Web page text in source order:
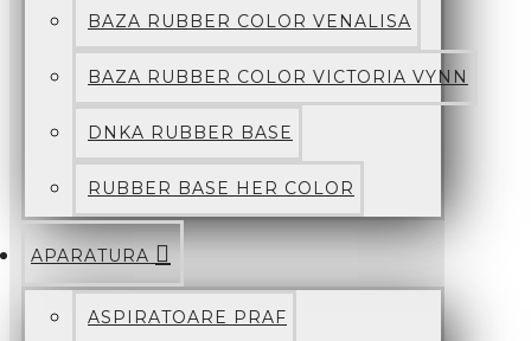
BAZA RUBBER COLOR VENALISA
BAZA RUBBER COLOR VICTORIA VYNN
DNKA RUBBER BASE
RUBBER BASE HER COLOR
APARATURA
ASPIRATOARE PRAF